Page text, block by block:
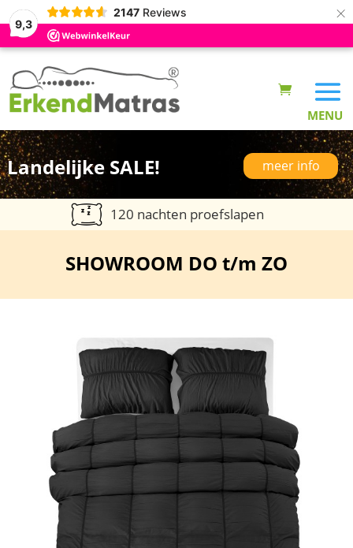
9,3
2147 Reviews ×
Landelijke SALE! meer info
120 nachten proefslapen
SHOWROOM DO t/m ZO